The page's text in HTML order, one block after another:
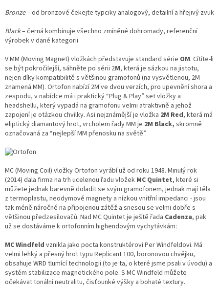
Bronze– od bronzové čekejte typciky analogový, detailní a hřejivý zvuk
Black– černá kombinuje všechno zmíněné dohromady, referenční
výrobek v dané kategorii
V MM (Moving Magnet) vložkách představuje standard série OM. Cítíte-li
se být pokročilejší, sáhněte po sérii 2M, která je sázkou na jistotu,
nejen díky kompatibilitě s většinou gramofonů (na vysvětlenou, 2M
znamená MM). Ortofon nabízí 2M ve dvou verzích, pro upevnění shora a
zespodu, v nabídce má i praktický “Plug & Play” set vložky a
headshellu, který vypadá na gramofonu velmi atraktivně a jehož
zapojení je otázkou chvilky. Asi nejznámější je vložka 2M Red, která má
eliptický diamantový hrot, vrcholem řady MM je 2M Black, skromně
označovaná za “nejlepší MM přenosku na světě”.
MC (Moving Coil) vložky Ortofon vyrábí už od roku 1948. Minulý rok
(2014) dala firma na trh ucelenou řadu vložek MC Quintet, které si
můžete jednak barevně doladit se svým gramofonem, jednak mají těla
z termoplastu, neodymové magnety a nízkou vnitřní impedanci - jsou
tak méně náročné na připojenou zátěž a snesou se velmi dobře s
většinou předzesilovačů. Nad MC Quintet je ještě řada Cadenza, pak
už se dostáváme k ortofonním highendovým vychytávkám:
MC Windfeld vznikla jako pocta konstruktérovi Per Windfeldovi. Má
velmi lehký a přesný hrot typu Replicant 100, boronovou chvějku,
obsahuje WRD tlumící technologii (to je ta, o které jsme psali v úvodu) a
systém stabilizace magnetického pole. S MC Windfeld můžete
očekávat tonální neutralitu, čisťounké výšky a bohaté textury.